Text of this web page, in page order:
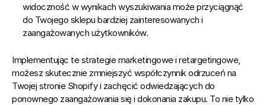
widoczność w wynikach wyszukiwania może przyciągnąć
do Twojego sklepu bardziej zainteresowanych i
zaangażowanych użytkowników.
Implementując te strategie marketingowe i retargetingowe,
Twojej stronie Shopify i zachęcić odwiedzających do
ponownego zaangażowania się i dokonania zakupu. To nie tylko